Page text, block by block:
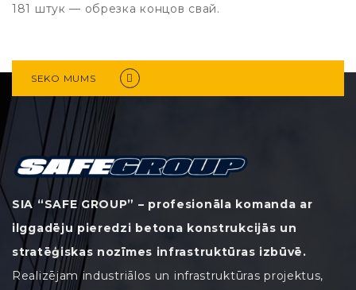
181 штук — обрезка концов свай.
SEKO MUMS
SIA “SAFE GROUP” – profesionāla komanda ar
ilggadēju pieredzi betona konstrukcijās un
stratēģiskas nozīmes infrastruktūras izbūvē.
Realizējam industriālos un infrastruktūras projektus,